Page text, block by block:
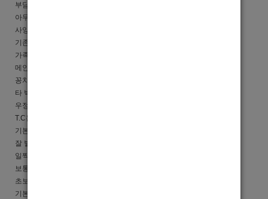
부담스러워 마시고 도전하세요.
아무 준비없이 오셔서 꽁으로 드실려는 분들은
사양하겠습니다.
기존 가족들과 탄탄하게 유지해온 박스이니 오셔서 편안히
가족같이 돈버시길 바랍니다.
메인이나 박스 식구들과의 지명 밀방이 원할하여
꽁치는 일이 거의 없도록 손님 적응기반을 만들어드립니다.
타 박스와는 다르게 잦은 회식으로 선수들끼리의
우정이 돈독해 쉬는날에도 같이 어울릴 정도로 친근합니다.
T.C는 한시간 4만원이고 당일지급 됩니다.
기본 출근시간은 22시부터 다음날 08시까지이며
잘 벌어가시는 분들은 공통점이 있습니다.
일찍 나오셔서 일하시는분들, 출근을 매일같이 하시는분들은
보통
초보자분들 오시면 일반인에서 선수로 만들어 드립니다.
기본 세팅법, 지명관리, 테이블매너, 노는방법 등